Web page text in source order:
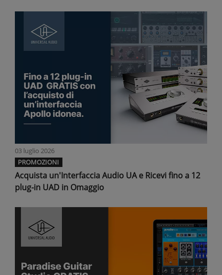
03 luglio 2026
PROMOZIONI
Acquista un'Interfaccia Audio UA e Ricevi fino a 12
plug-in UAD in Omaggio